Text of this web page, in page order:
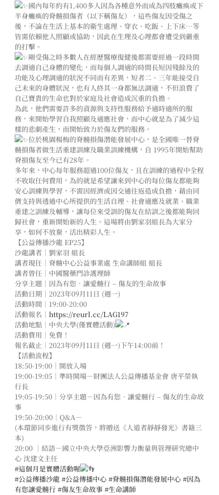
國內每年約有1,400多人因為各種意外而成為四肢癱瘓或下
半身癱瘓的脊髓損傷者（以下稱傷友），這些傷友因受傷之
後，不論在生活上基本的衛生處理、穿衣、吃飯、上下床…等
皆需依賴他人照顧或協助，因此在生理及心理都會遭受到嚴重
的打擊。
剛受傷之時多數人在經歷醫療復健後都需要經過一段時間
去調適自己身體的變化，而每個人調適的時間長短因殘餘及的
功能及心理調適的狀況不同而有差異，短者二、三年能接受自
己未來的身體狀況，也有人終其一身都無法調適，不但浪費了
自己寶貴的生命也對於家庭及社會造成沉重的負擔。
為此，他們需要許多的資源與支持性服務給予適時適所的服
務，來開始學習自我照顧及適應社會，而中心就是為了減少這
樣的悲劇產生，而開始致力於傷友們的服務。
位於桃園楊梅的脊髓損傷潛能發展中心，是全國唯一替脊
髓損傷者做生活重建訓練及職業訓練機構，自 1995年開始幫助
脊損傷友至今已有28年。
多年來，中心每年服務超過100位傷友，且在訓練的過程中全程
不收取任何費用，為的就是希望讓來到中心的每位傷友都能夠
安心訓練與學習，不需因經濟或因交通往返造成負擔，藉由同
儕支持與透過中心所提供的生活自理、社會適應及就業、職業
重建之訓練及輔導，讓每位來受訓的傷友在結訓之後都能夠回
歸社會，重新開始新的人生。這場將由劉家羽組長為大家分
享，如何不放棄，活出精彩人生。
【公益傳播沙龍 EP25】
沙龍講者｜劉家羽 組長
講者現任｜脊髓中心公益事業處 生命講師組 組長
講者曾任｜中國醫藥門診護理師
分享主題｜因為有您．讓愛髓行 – 傷友的生命故事
活動日期｜2023年09月11日 (週一)
活動時間｜19:00-20:00
活動報名｜ https://reurl.cc/LAG197
活動地點｜中央大學(僅實體活動)
活動費用｜免費！
報名截止｜2023年09月11日 (週一)下午14:00前！
【活動流程】
18:50-19:00｜開放入場
19:00-19:05｜準時開場－財團法人公益傳播基金會 唐平榮執
行長
19:05-19:50｜分享主題－因為有您．讓愛髓行 – 傷友的生命故
事
19:50-20:00｜Q&A－
(本環節同步進行有獎徵答，將贈送《人道者靜靜發光》書籍三
本)
20:00 ｜結語－國立中央大學亞洲影響力衡量與管理研究總中
心 沈建文主任
#這個月是實體活動喔
#公益傳播沙龍 #公益傳播中心 #脊髓損傷潛能發展中心 #因為
有您讓愛髓行 #傷友生命故事 #生命講師